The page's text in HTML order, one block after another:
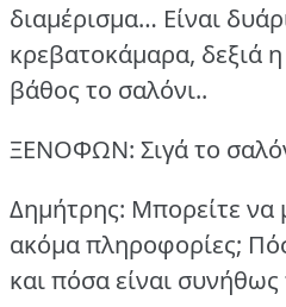
διαμέρισμα… Είναι
κρεβατοκάμαρα, δεξιά
βάθος το σαλόνι..
ΞΕΝΟΦΩΝ: Σιγά το
Δημήτρης: Μπορείτε να
ακόμα πληροφορίες;
και πόσα είναι